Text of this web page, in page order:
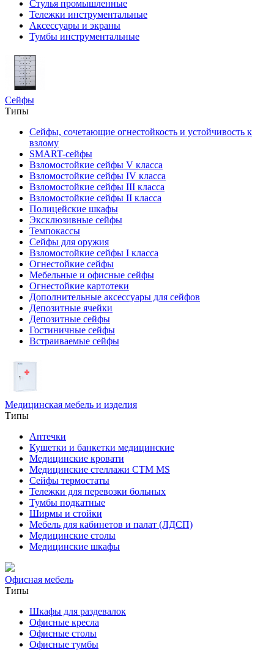
Стулья промышленные
Тележки инструментальные
Аксессуары и экраны
Тумбы инструментальные
Сейфы
Типы
Сейфы, сочетающие огнестойкость и устойчивость к
взлому
SMART-сейфы
Взломостойкие сейфы V класса
Взломостойкие сейфы IV класса
Взломостойкие сейфы III класса
Взломостойкие сейфы II класса
Полицейские шкафы
Эксклюзивные сейфы
Темпокассы
Сейфы для оружия
Взломостойкие сейфы I класса
Огнестойкие сейфы
Мебельные и офисные сейфы
Огнестойкие картотеки
Дополнительные аксессуары для сейфов
Депозитные ячейки
Депозитные сейфы
Гостиничные сейфы
Встраиваемые сейфы
Медицинская мебель и изделия
Типы
Аптечки
Кушетки и банкетки медицинские
Медицинские кровати
Медицинские стеллажи CTM MS
Сейфы термостаты
Тележки для перевозки больных
Тумбы подкатные
Ширмы и стойки
Мебель для кабинетов и палат (ЛДСП)
Медицинские столы
Медицинские шкафы
Офисная мебель
Типы
Шкафы для раздевалок
Офисные кресла
Офисные столы
Офисные тумбы